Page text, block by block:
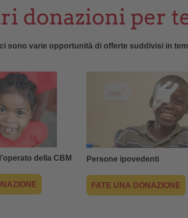
donazioni per
sono varie opportunità di offerte suddivisi in
della CBM Persone ipovedenti
FATE UNA DONAZIONE